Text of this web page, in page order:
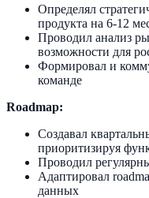
Определял
продукта на 6-12
Проводил анализ
возможности для
Формировал и
команде
Roadmap:
Создавал
приоритизируя
Проводил
Адаптировал
данных